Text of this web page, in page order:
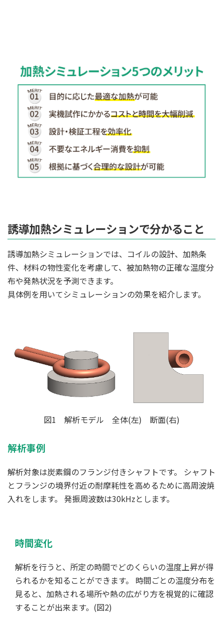
誘導加熱シミュレーションで分かること
誘導加熱シミュレーションでは、コイルの設計、加熱条
件、材料の物性変化を考慮して、被加熱物の正確な温度分
布や発熱状況を予測できます。
具体例を用いてシミュレーションの効果を紹介します。
図1 解析モデル 全体(左) 断面(右)
解析事例
解析対象は炭素鋼のフランジ付きシャフトです。 シャフト
とフランジの境界付近の耐摩耗性を高めるために高周波焼
入れをします。 発振周波数は30kHzとします。
時間変化
解析を行うと、所定の時間でどのくらいの温度上昇が得
られるかを知ることができます。 時間ごとの温度分布を
見ると、加熱される場所や熱の広がり方を視覚的に確認
することが出来ます。(図2)